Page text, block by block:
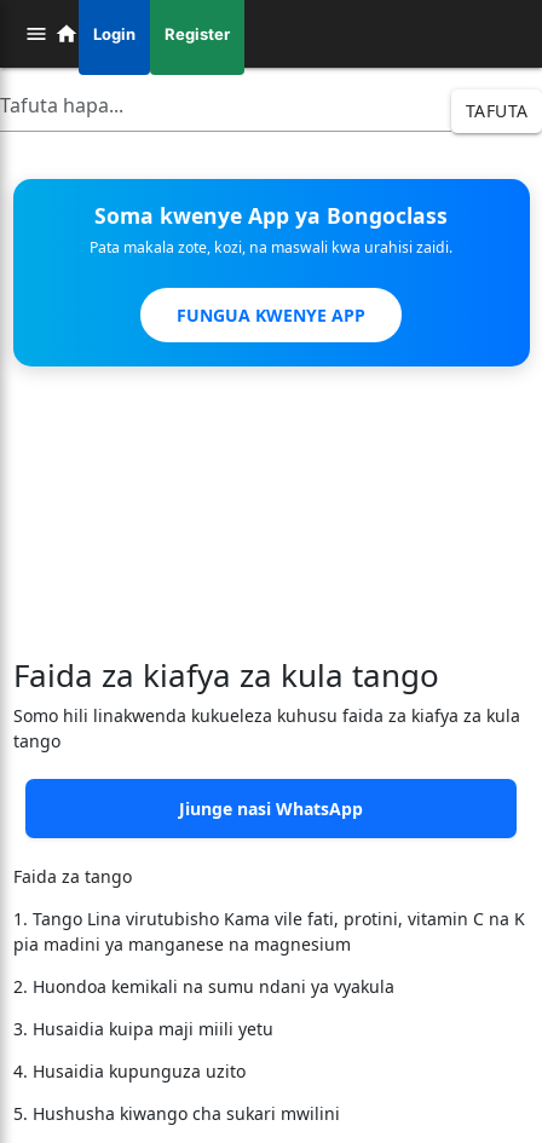
Login Register
TAFUTA
Soma kwenye App ya Bongoclass
Pata makala zote, kozi, na maswali kwa urahisi zaidi.
FUNGUA KWENYE APP
Faida za kiafya za kula tango
Somo hili linakwenda kukueleza kuhusu faida za kiafya za kula
tango
Jiunge nasi WhatsApp
Faida za tango
1. Tango Lina virutubisho Kama vile fati, protini, vitamin C na K
pia madini ya manganese na magnesium
2. Huondoa kemikali na sumu ndani ya vyakula
3. Husaidia kuipa maji miili yetu
4. Husaidia kupunguza uzito
5. Hushusha kiwango cha sukari mwilini